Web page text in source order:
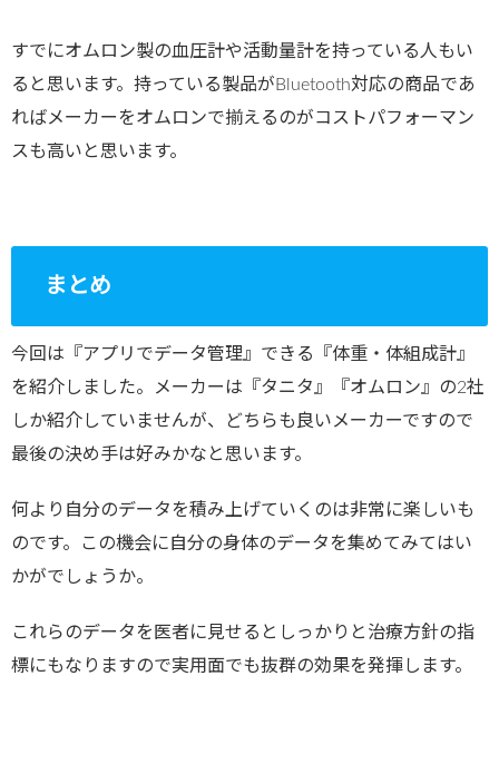
すでにオムロン製の血圧計や活動量計を持っている人もい
ると思います。持っている製品がBluetooth対応の商品であ
ればメーカーをオムロンで揃えるのがコストパフォーマン
スも高いと思います。
まとめ
今回は『アプリでデータ管理』できる『体重・体組成計』
を紹介しました。メーカーは『タニタ』『オムロン』の2社
しか紹介していませんが、どちらも良いメーカーですので
最後の決め手は好みかなと思います。
何より自分のデータを積み上げていくのは非常に楽しいも
のです。この機会に自分の身体のデータを集めてみてはい
かがでしょうか。
これらのデータを医者に見せるとしっかりと治療方針の指
標にもなりますので実用面でも抜群の効果を発揮します。